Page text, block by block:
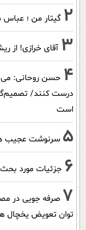
2 گیتار من ؛ عباس
3 آقای خرازی!
4 حسن روحانی:
درست کنند/
است
5 سرنوشت عجیب
6 جزئیات مورد
7 صرفه جویی در
توان تعویض یخچال